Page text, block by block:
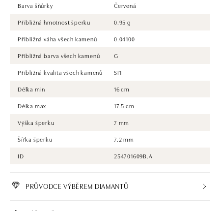
Barva šňůrky
Červená
Přibližná hmotnost šperku
0.95 g
Přibližná váha všech kamenů
0.04100
Přibližná barva všech kamenů
G
Přibližná kvalita všech kamenů
SI1
Délka min
16 cm
Délka max
17.5 cm
Výška šperku
7 mm
Šířka šperku
7.2 mm
ID
254701609B.A
PRŮVODCE VÝBĚREM DIAMANTŮ